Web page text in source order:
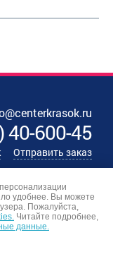
40-600-45
Отправить заказ
удобнее. Вы можете
Пожалуйста,
Читайте подробнее,
данные.